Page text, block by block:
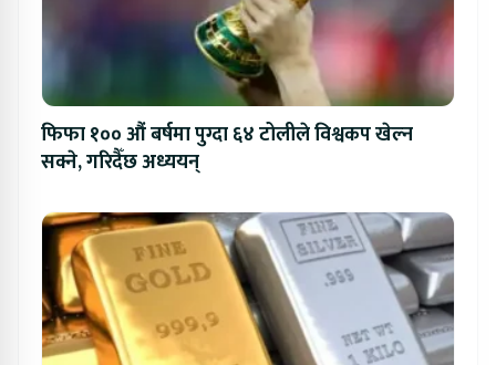
फिफा १०० औं बर्षमा पुग्दा ६४ टोलीले विश्वकप खेल्न
सक्ने, गरिदैँछ अध्ययन्